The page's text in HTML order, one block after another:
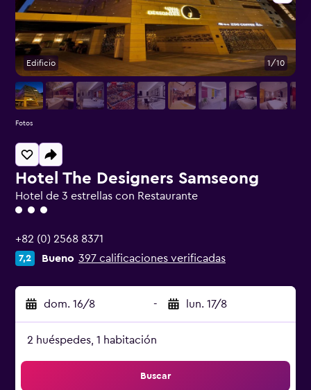
Hotel The Designers Samseong
Hotel de 3 estrellas con Restaurante
Categoría 3
+82 (0) 2568 8371
7,2 Bueno 397 calificaciones verificadas
dom. 16/8 - lun. 17/8
2 huéspedes, 1 habitación
Buscar
Edificio 1/10
Fotos